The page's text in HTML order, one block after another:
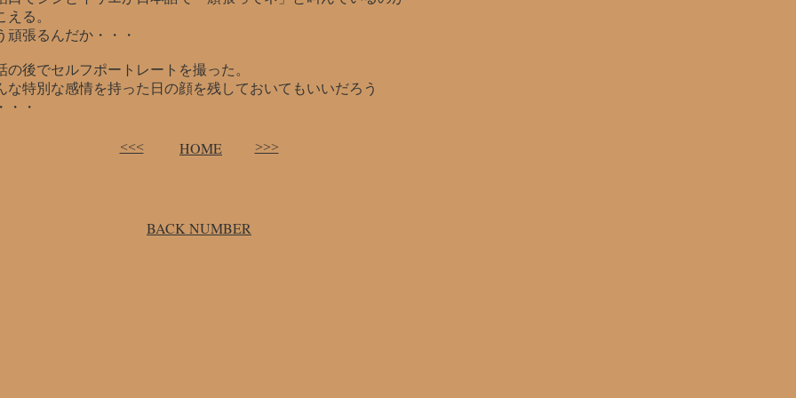
える。
頑張るんだか・・・
の後でセルフポートレートを撮った。
な特別な感情を持った日の顔を残しておいてもいいだろう
・・
<<< HOME >>>
BACK NUMBER